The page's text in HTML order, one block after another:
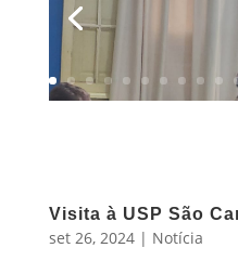
Visita à USP São
set 26, 2024| Notícia